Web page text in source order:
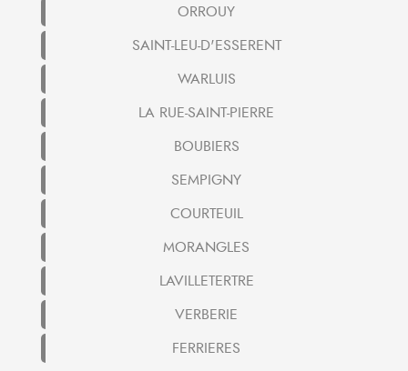
ORROUY
SAINT-LEU-D'ESSERENT
WARLUIS
LA RUE-SAINT-PIERRE
BOUBIERS
SEMPIGNY
COURTEUIL
MORANGLES
LAVILLETERTRE
VERBERIE
FERRIERES